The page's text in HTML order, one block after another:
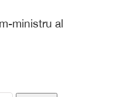
ministru al